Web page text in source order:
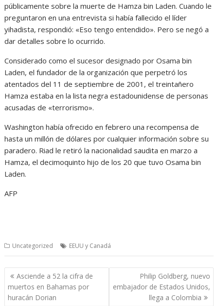
públicamente sobre la muerte de Hamza bin Laden. Cuando le
preguntaron en una entrevista si había fallecido el líder
yihadista, respondió: «Eso tengo entendido». Pero se negó a
dar detalles sobre lo ocurrido.
Considerado como el sucesor designado por Osama bin
Laden, el fundador de la organización que perpetró los
atentados del 11 de septiembre de 2001, el treintañero
Hamza estaba en la lista negra estadounidense de personas
acusadas de «terrorismo».
Washington había ofrecido en febrero una recompensa de
hasta un millón de dólares por cualquier información sobre su
paradero. Riad le retiró la nacionalidad saudita en marzo a
Hamza, el decimoquinto hijo de los 20 que tuvo Osama bin
Laden.
AFP
Uncategorized EEUU y Canadá
Navegación
de
entradas
Asciende a 52 la cifra de
muertos en Bahamas por
huracán Dorian
Philip Goldberg, nuevo
embajador de Estados Unidos,
llega a Colombia